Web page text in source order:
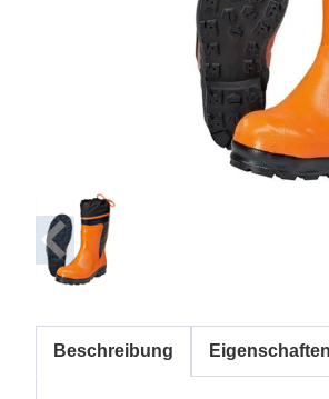
Beschreibung Eigenschaften